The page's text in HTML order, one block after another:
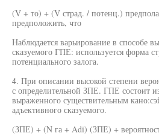
(V + то) + (V страд. / потенц.)
предположить, что
Наблюдается варьирование в способе
сказуемого ГПЕ: используется форма
потенциального залога.
4. При описании высокой степени
с определительной ЗПЕ. ГПЕ состоит
выраженного существительным
адъективного сказуемого.
(ЗПЕ) + (N га + Adi) (ЗПЕ) +